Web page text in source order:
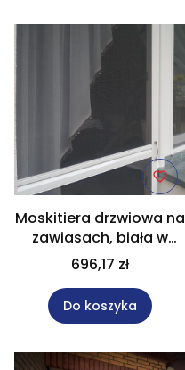
Moskitiera drzwiowa na
zawiasach, biała w
rozm. 86x210 cm
696,17 zł
Do koszyka